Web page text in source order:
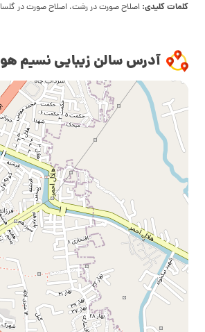
کلمات کلیدی: اصلاح صورت در رشت، اصلاح صورت در
آدرس سالن زیبایی نسیم